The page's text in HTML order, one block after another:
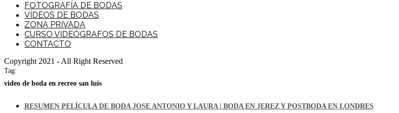
FOTOGRAFÍA DE BODAS
VÍDEOS DE BODAS
ZONA PRIVADA
CURSO VIDEÓGRAFOS DE BODAS
CONTACTO
Copyright 2021 - All Right Reserved
Tag:
video de boda en recreo san luis
RESUMEN PELÍCULA DE BODA JOSE ANTONIO Y LAURA | BODA EN JEREZ Y POSTBODA EN LONDRES